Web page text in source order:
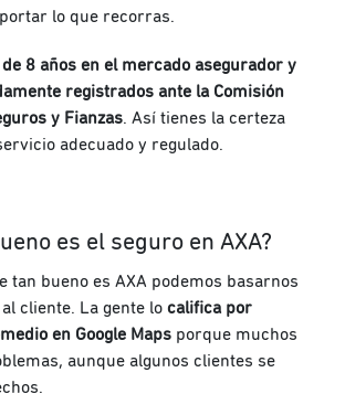
lo que recorras.
8 años en el mercado asegurador y
registrados ante la Comisión
y Fianzas. Así tienes la certeza
adecuado y regulado.
es el seguro en AXA?
tan bueno es AXA podemos basarnos
cliente. La gente localifica por
en Google Maps porque muchos
aunque algunos clientes se